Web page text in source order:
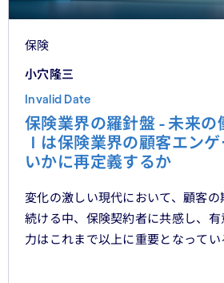
保険
小穴隆三
Invalid Date
保険業界の羅針盤 - 未来の
Ｉは保険業界の顧客エン
いかに再定義するか
変化の激しい現代において、顧客
続ける中、保険契約者に共感し、
力はこれまで以上に重要となって